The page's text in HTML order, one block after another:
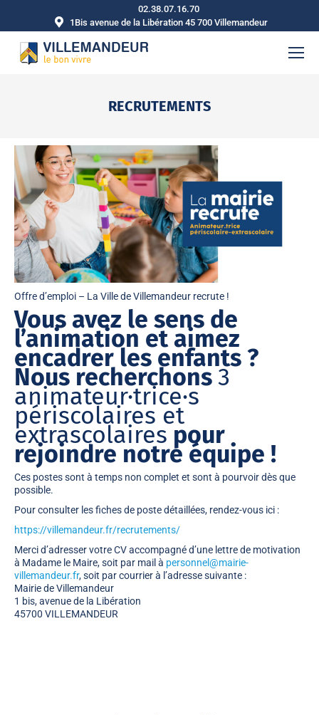
02.38.07.16.70
1Bis avenue de la Libération 45 700 Villemandeur
RECRUTEMENTS
Offre d’emploi – La Ville de Villemandeur recrute !
Vous avez le sens de
l’animation et aimez
encadrer les enfants ?
Nous recherchons3
animateur·trice·s
périscolaires et
extrascolaires pour
rejoindre notre équipe !
Ces postes sont à temps non complet et sont à pourvoirdès que
possible.
Pour consulter les fiches de poste détaillées, rendez-vous ici :
https://villemandeur.fr/recrutements/
Merci d’adresser votre CV accompagné d’une lettre de motivation
à Madame le Maire, soit par mail à personnel@mairie-
villemandeur.fr, soit par courrier à l’adresse suivante :
Mairie de Villemandeur
1 bis, avenue de la Libération
45700 VILLEMANDEUR